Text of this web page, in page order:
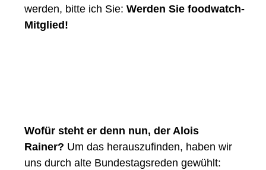
werden, bitte ich Sie: Werden Sie foodwatch-
Mitglied!
Wofür steht er denn nun, der Alois
Rainer? Um das herauszufinden, haben wir
uns durch alte Bundestagsreden gewühlt: